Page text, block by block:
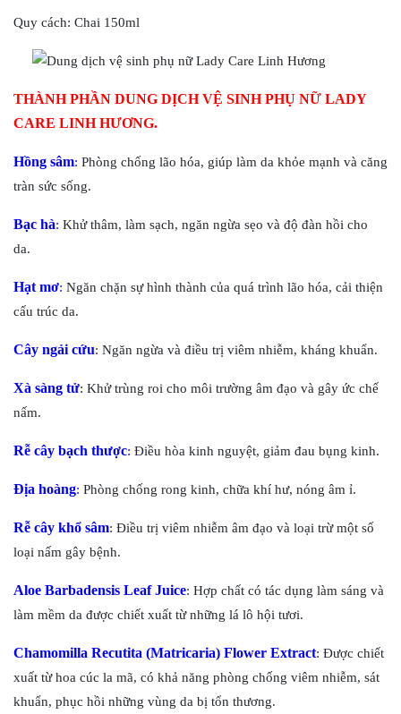
Quy cách: Chai 150ml
THÀNH PHẦN DUNG DỊCH VỆ SINH PHỤ NỮ LADY
CARE LINH HƯƠNG.
Hồng sâm: Phòng chống lão hóa, giúp làm da khỏe mạnh và căng
tràn sức sống.
Bạc hà: Khử thâm, làm sạch, ngăn ngừa sẹo và độ đàn hồi cho
da.
Hạt mơ: Ngăn chặn sự hình thành của quá trình lão hóa, cải thiện
cấu trúc da.
Cây ngải cứu: Ngăn ngừa và điều trị viêm nhiễm, kháng khuẩn.
Xà sàng tử: Khử trùng roi cho môi trường âm đạo và gây ức chế
nấm.
Rễ cây bạch thược: Điều hòa kinh nguyệt, giảm đau bụng kinh.
Địa hoàng: Phòng chống rong kinh, chữa khí hư, nóng âm ỉ.
Rễ cây khổ sâm: Điều trị viêm nhiễm âm đạo và loại trừ một số
loại nấm gây bệnh.
Aloe Barbadensis Leaf Juice: Hợp chất có tác dụng làm sáng và
làm mềm da được chiết xuất từ những lá lô hội tươi.
Chamomilla Recutita (Matricaria) Flower Extract: Được chiết
xuất từ hoa cúc la mã, có khả năng phòng chống viêm nhiễm, sát
khuẩn, phục hồi những vùng da bị tổn thương.